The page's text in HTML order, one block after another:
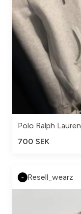
Polo Ralph Lauren
700 SEK
Resell_wearz